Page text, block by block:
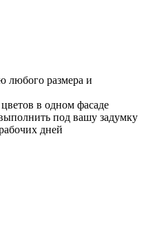
любого размера и
в одном фасаде
под вашу задумку
дней